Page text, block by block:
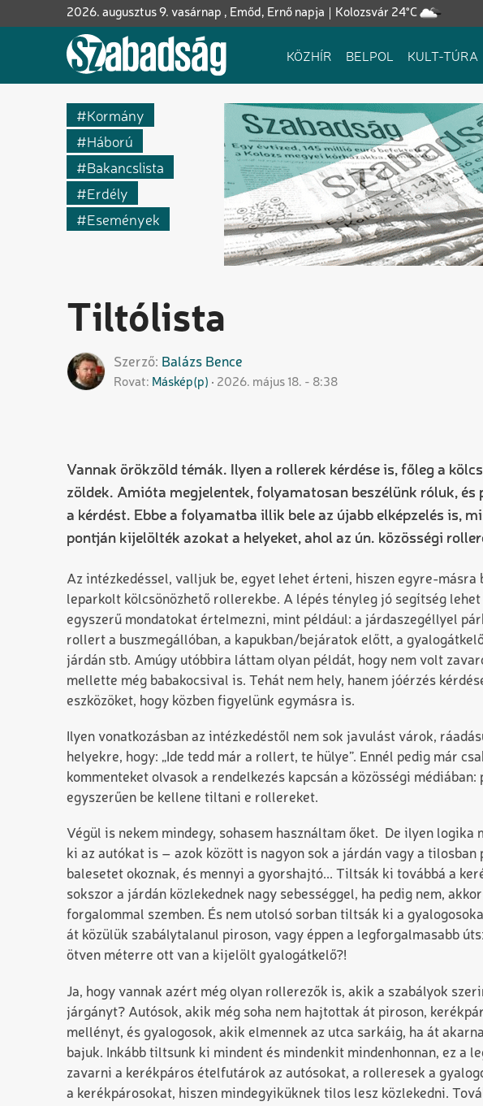
a
Kolozsvár 24°C
2026. augusztus 9. vasárnap , Emőd, Ernő napja
Fő
KÖZHÍR BELPOL KULT-TÚRA
Kormány
Háború
Bakancslista
Erdély
Események
Tiltólista
Szerző Balázs Bence
Rovat Máskép(p) 2026. május 18. - 8:38
Vannak örökzöld témák. Ilyen a rollerek kérdése is, főleg a
zöldek. Amióta megjelentek, folyamatosan beszélünk róluk,
a kérdést. Ebbe a folyamatba illik bele az újabb elképzelés is,
pontján kijelölték azokat a helyeket, ahol az ún. közösségi
Az intézkedéssel, valljuk be, egyet lehet érteni, hiszen egyre-
leparkolt kölcsönözhető rollerekbe. A lépés tényleg jó segítség
egyszerű mondatokat értelmezni, mint például: a járdaszegéllyel
rollert a buszmegállóban, a kapukban/bejáratok előtt, a
járdán stb. Amúgy utóbbira láttam olyan példát, hogy nem volt
mellette még babakocsival is. Tehát nem hely, hanem jóérzés
eszközöket, hogy közben figyelünk egymásra is.
Ilyen vonatkozásban az intézkedéstől nem sok javulást várok,
helyekre, hogy: „Ide tedd már a rollert, te hülye”. Ennél pedig már
kommenteket olvasok a rendelkezés kapcsán a közösségi
egyszerűen be kellene tiltani e rollereket.
Végül is nekem mindegy, sohasem használtam őket. De ilyen
ki az autókat is – azok között is nagyon sok a járdán vagy a tilosban
balesetet okoznak, és mennyi a gyorshajtó... Tiltsák ki továbbá a
sokszor a járdán közlekednek nagy sebességgel, ha pedig nem,
forgalommal szemben. És nem utolsó sorban tiltsák ki a
át közülük szabálytalanul piroson, vagy éppen a legforgalmasabb
ötven méterre ott van a kijelölt gyalogátkelő?!
Ja, hogy vannak azért még olyan rollerezők is, akik a szabályok
járgányt? Autósok, akik még soha nem hajtottak át piroson,
mellényt, és gyalogosok, akik elmennek az utca sarkáig, ha át
bajuk. Inkább tiltsunk ki mindent és mindenkit mindenhonnan, ez a
zavarni a kerékpáros ételfutárok az autósokat, a rolleresek a
a kerékpárosokat, hiszen mindegyiküknek tilos lesz közlekedni.